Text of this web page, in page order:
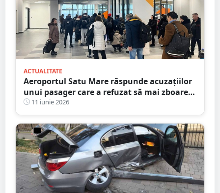
ACTUALITATE
Aeroportul Satu Mare răspunde acuzațiilor
unui pasager care a refuzat să mai zboare,
acuzând atitudinea angajaților
11 iunie 2026